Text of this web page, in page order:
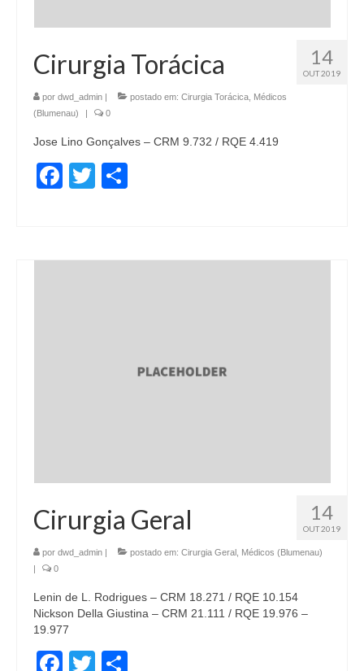
14
OUT 2019
Cirurgia Torácica
por dwd_admin | postado em: Cirurgia Torácica Médicos
(Blumenau)
| 0
Jose Lino Gonçalves – CRM 9.732 / RQE 4.419
Facebook
Twitter
14
OUT 2019
Cirurgia Geral
por dwd_admin | postado em: Cirurgia Geral Médicos (Blumenau)
|
0
Lenin de L. Rodrigues – CRM 18.271 / RQE 10.154
Nickson Della Giustina – CRM 21.111 / RQE 19.976 –
19.977
Facebook
Twitter